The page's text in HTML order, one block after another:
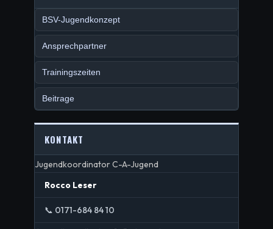
BSV-Jugendkonzept
Ansprechpartner
Trainingszeiten
Beitrage
KONTAKT
Jugendkoordinator C-A-Jugend
Rocco Leser
📞 0171-684 84 10